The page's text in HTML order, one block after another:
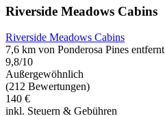
Riverside Meadows Cabins
Riverside Meadows Cabins
7,6 km von Ponderosa Pines entfernt
9,8/10
Außergewöhnlich
(212 Bewertungen)
140 €
inkl. Steuern & Gebühren